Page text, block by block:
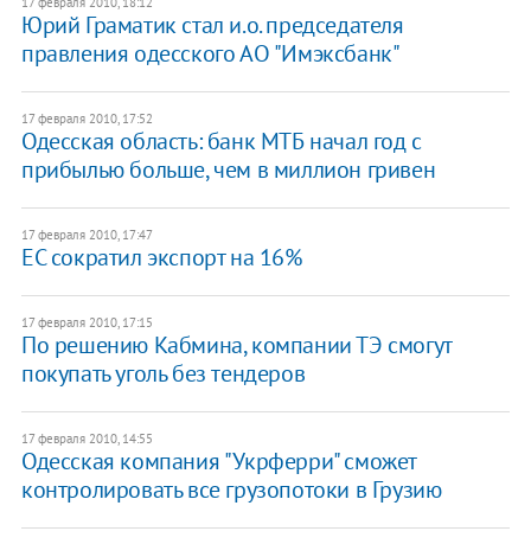
Юрий Граматик стал и.о. председателя
правления одесского АО "Имэксбанк"
17 февраля 2010, 17:52
Одесская область: банк МТБ начал год с
прибылью больше, чем в миллион гривен
17 февраля 2010, 17:47
ЕС сократил экспорт на 16%
17 февраля 2010, 17:15
По решению Кабмина, компании ТЭ смогут
покупать уголь без тендеров
17 февраля 2010, 14:55
Одесская компания "Укрферри" сможет
контролировать все грузопотоки в Грузию